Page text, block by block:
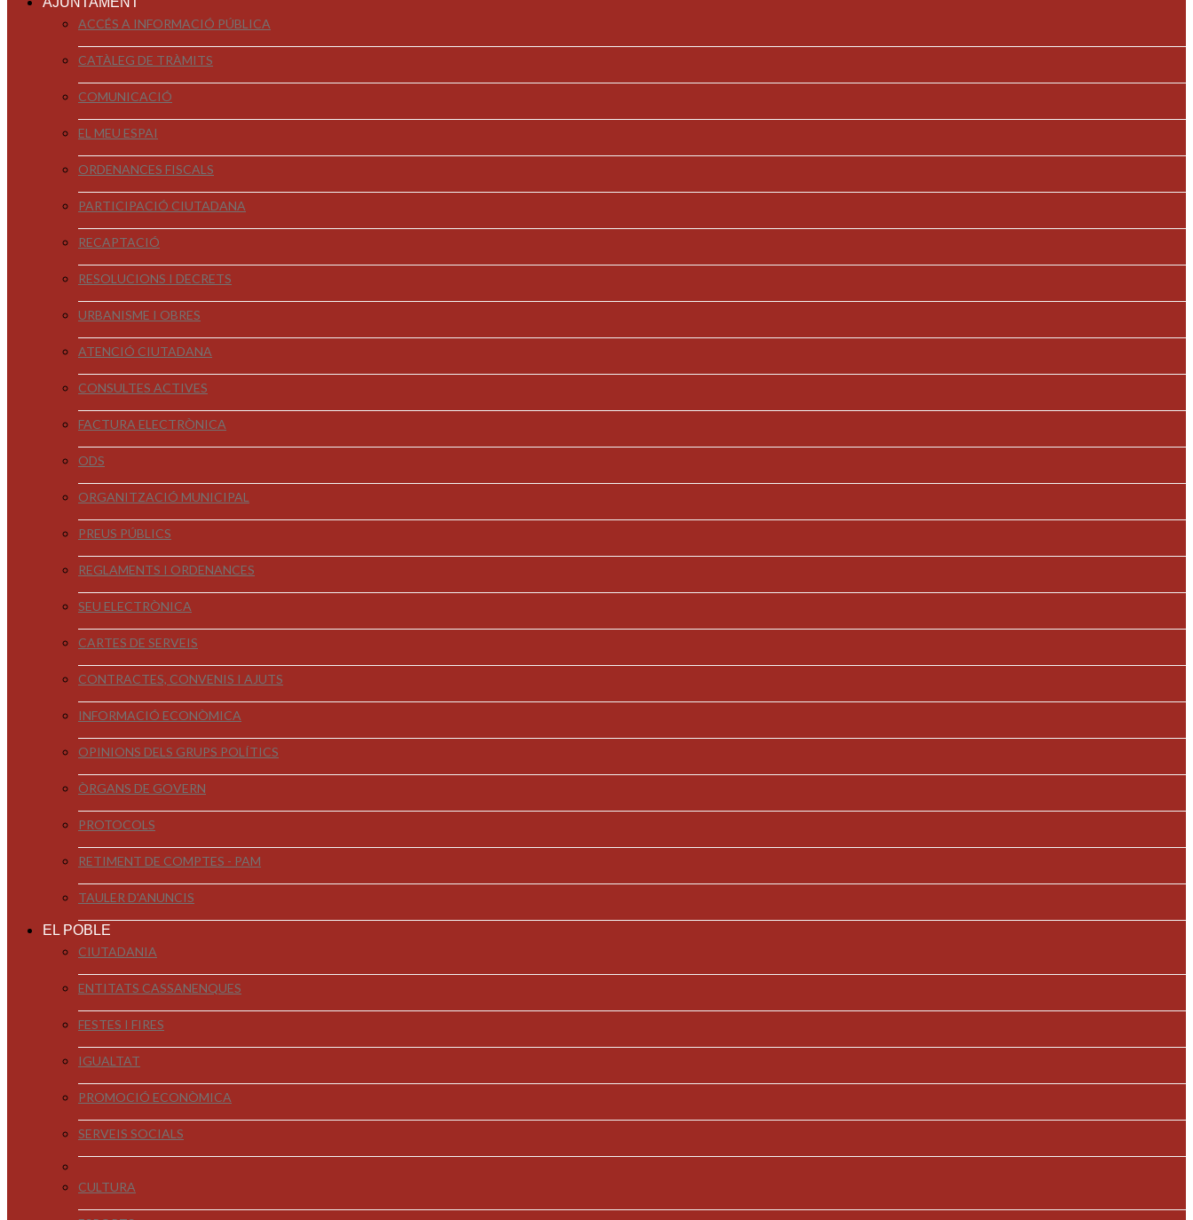
ACCÉS A INFORMACIÓ PÚBLICA
CATÀLEG DE TRÀMITS
COMUNICACIÓ
EL MEU ESPAI
ORDENANCES FISCALS
PARTICIPACIÓ CIUTADANA
RECAPTACIÓ
RESOLUCIONS I DECRETS
URBANISME I OBRES
ATENCIÓ CIUTADANA
CONSULTES ACTIVES
FACTURA ELECTRÒNICA
ODS
ORGANITZACIÓ MUNICIPAL
PREUS PÚBLICS
REGLAMENTS I ORDENANCES
SEU ELECTRÒNICA
CARTES DE SERVEIS
CONTRACTES, CONVENIS I AJUTS
INFORMACIÓ ECONÒMICA
OPINIONS DELS GRUPS POLÍTICS
ÒRGANS DE GOVERN
PROTOCOLS
RETIMENT DE COMPTES - PAM
TAULER D'ANUNCIS
EL POBLE
CIUTADANIA
ENTITATS CASSANENQUES
FESTES I FIRES
IGUALTAT
PROMOCIÓ ECONÒMICA
SERVEIS SOCIALS
CULTURA